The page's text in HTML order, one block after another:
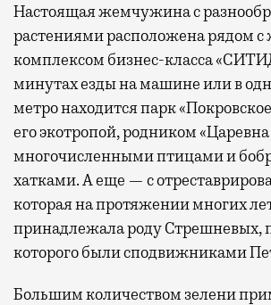
Настоящая жемчужина с
растениями расположена рядом
комплексом бизнес-класса
минутах езды на машине или в
метро находится парк
его экотропой, родником
многочисленными птицами и
хатками. А еще — с
которая на протяжении многих
принадлежала роду Стрешневых,
которого были сподвижниками
Большим количеством зелени